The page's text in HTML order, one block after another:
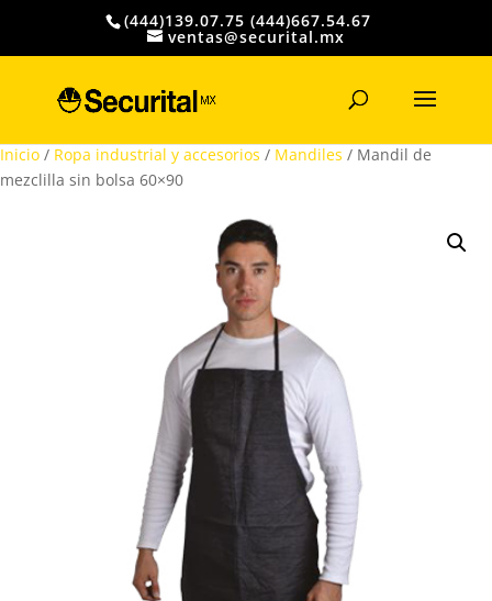
(444)139.07.75 (444)667.54.67
ventas@securital.mx
productos
Inicio / Ropa industrial y accesorios / Mandiles / Mandil de
mezclilla sin bolsa 60×90